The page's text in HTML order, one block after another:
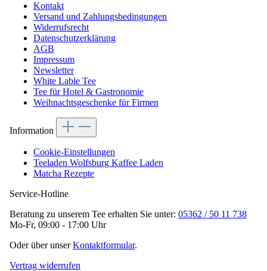
Kontakt
Versand und Zahlungsbedingungen
Widerrufsrecht
Datenschutzerklärung
AGB
Impressum
Newsletter
White Lable Tee
Tee für Hotel & Gastronomie
Weihnachtsgeschenke für Firmen
Information
Cookie-Einstellungen
Teeladen Wolfsburg Kaffee Laden
Matcha Rezepte
Service-Hotline
Beratung zu unserem Tee erhalten Sie unter: 05362 / 50 11 738
Mo-Fr, 09:00 - 17:00 Uhr
Oder über unserKontaktformular.
Vertrag widerrufen